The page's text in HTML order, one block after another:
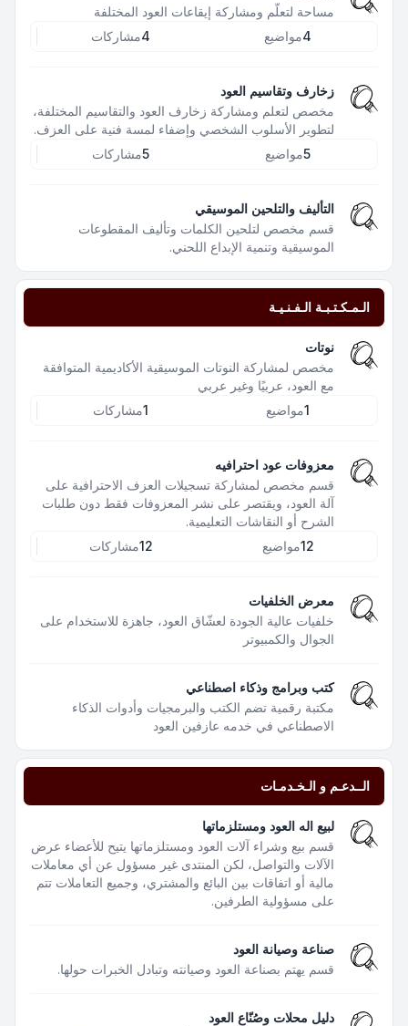
مساحة لتعلّم ومشاركة إيقاعات العود المختلفة
4مواضيع 4مشاركات
زخارف وتقاسيم العود
مخصص لتعلم ومشاركة زخارف العود والتقاسيم المختلفة،
لتطوير الأسلوب الشخصي وإضفاء لمسة فنية على العزف.
5مواضيع 5مشاركات
التأليف والتلحين الموسيقي
قسم مخصص لتلحين الكلمات وتأليف المقطوعات
الموسيقية وتنمية الإبداع اللحني.
الـمـكـتـبـة الـفـنـيـة
نوتات
مخصص لمشاركة النوتات الموسيقية الأكاديمية المتوافقة
مع العود، عربيًا وغير عربي
1مواضيع 1مشاركات
معزوفات عود احترافيه
قسم مخصص لمشاركة تسجيلات العزف الاحترافية على
آلة العود، ويقتصر على نشر المعزوفات فقط دون طلبات
الشرح أو النقاشات التعليمية.
12مواضيع 12مشاركات
معرض الخلفيات
خلفيات عالية الجودة لعشّاق العود، جاهزة للاستخدام على
الجوال والكمبيوتر
كتب وبرامج وذكاء اصطناعي
مكتبة رقمية تضم الكتب والبرمجيات وأدوات الذكاء
الاصطناعي في خدمه عازفين العود
الــدعـم و الـخـدمـات
لبيع اله العود ومستلزماتها
قسم بيع وشراء آلات العود ومستلزماتها يتيح للأعضاء عرض
الآلات والتواصل، لكن المنتدى غير مسؤول عن أي معاملات
مالية أو اتفاقات بين البائع والمشتري، وجميع التعاملات تتم
على مسؤولية الطرفين.
صناعة وصيانة العود
قسم يهتم بصناعة العود وصيانته وتبادل الخبرات حولها.
دليل محلات وصُنّاع العود